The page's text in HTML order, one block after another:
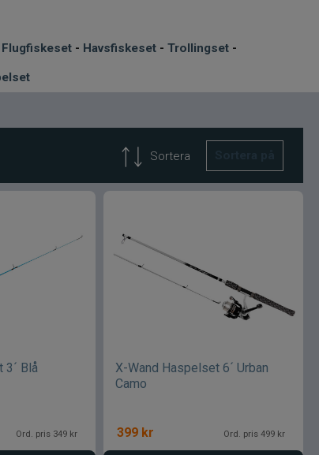
Flugfiskeset- Havsfiskeset- Trollingset-
Sortera
3´ Blå
Ord. pris 349 kr
X-Wand Haspelset 6´ Urban
Camo
399 kr Ord. pris 499 kr